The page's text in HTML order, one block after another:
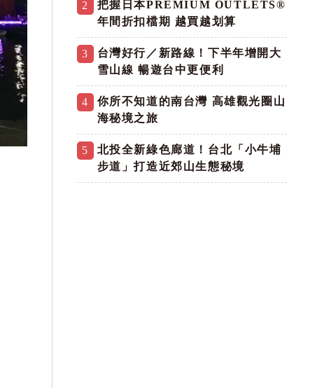
2
把握日本PREMIUM OUTLETS®
年間折扣檔期 越買越划算
3
台灣好行／新路線！下半年增開大
雪山線 暢遊台中更便利
4
你所不知道的南台灣 高雄觀光圈山
海秘境之旅
5
北投全新綠色廊道！台北「小牛埔
步道」打造近郊山生態秘境